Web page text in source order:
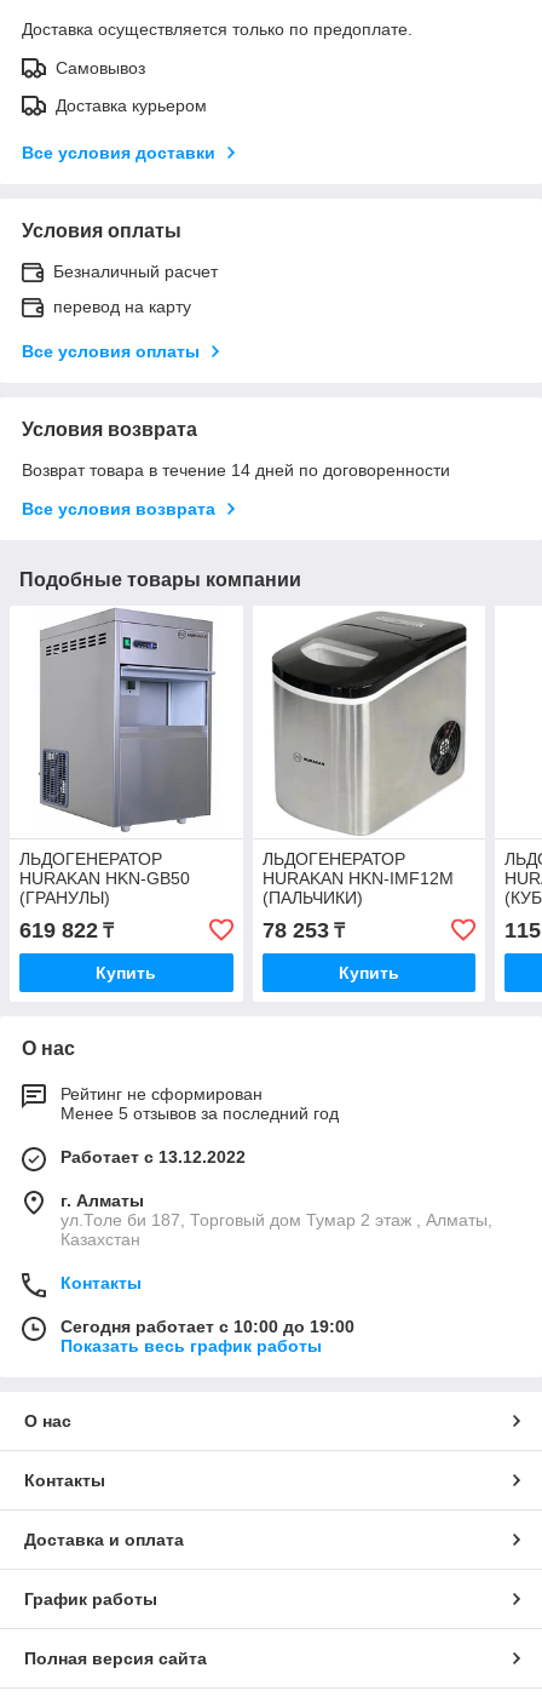
Доставка осуществляется только по предоплате.
Самовывоз
Доставка курьером
Все условия доставки
Условия оплаты
Безналичный расчет
перевод на карту
Все условия оплаты
Условия возврата
Возврат товара в течение 14 дней по договоренности
Все условия возврата
Подобные товары компании
ЛЬДОГЕНЕРАТОР
HURAKAN HKN-GB50
(ГРАНУЛЫ)
619 822 ₸
Купить
ЛЬДОГЕНЕРАТОР
HURAKAN HKN-IMF12M
(ПАЛЬЧИКИ)
78 253₸
Купить
О нас
Рейтинг не сформирован
Менее 5 отзывов за последний год
Работает с 13.12.2022
г. Алматы
ул.Толе би 187, Торговый дом Тумар 2 этаж , Алматы,
Казахстан
Контакты
Сегодня работает с 10:00 до 19:00
Показать весь график работы
О нас
Контакты
Доставка и оплата
График работы
Полная версия сайта